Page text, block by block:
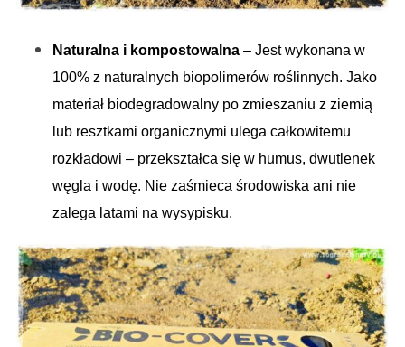
Naturalna i kompostowalna– Jest wykonana w
100% z naturalnych biopolimerów roślinnych. Jako
materiał biodegradowalny po zmieszaniu z ziemią
lub resztkami organicznymi ulega całkowitemu
rozkładowi – przekształca się w humus, dwutlenek
węgla i wodę. Nie zaśmieca środowiska ani nie
zalega latami na wysypisku.